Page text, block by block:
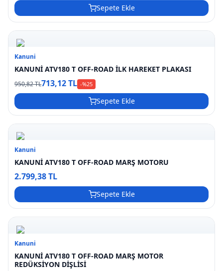
Sepete Ekle
Kanuni
KANUNİ ATV180 T OFF-ROAD İLK HAREKET PLAKASI
950,82 TL713,12 TL -%25
Sepete Ekle
Kanuni
KANUNİ ATV180 T OFF-ROAD MARŞ MOTORU
2.799,38 TL
Sepete Ekle
Kanuni
KANUNİ ATV180 T OFF-ROAD MARŞ MOTOR
REDÜKSİYON DİŞLİSİ